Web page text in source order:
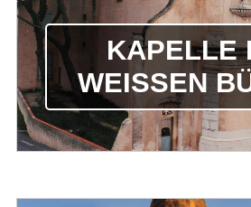
KAPELLE
WEISSEN